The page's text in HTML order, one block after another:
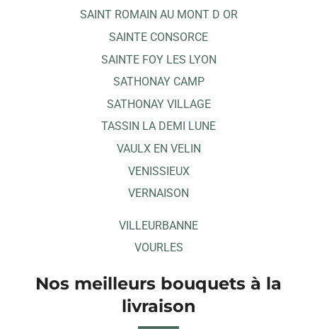
SAINT ROMAIN AU MONT D OR
SAINTE CONSORCE
SAINTE FOY LES LYON
SATHONAY CAMP
SATHONAY VILLAGE
TASSIN LA DEMI LUNE
VAULX EN VELIN
VENISSIEUX
VERNAISON
VILLEURBANNE
VOURLES
Nos meilleurs bouquets à la
livraison